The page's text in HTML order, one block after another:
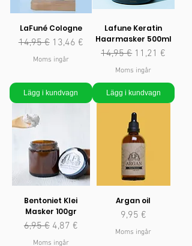
LaFuné Cologne
Ordinarie pris
14,95 € Reapris
13,46 €
Moms ingår
Lägg i kundvagn
Lafune Keratin
Haarmasker 500ml
Ordinarie pris
14,95 € Reapris
11,21 €
Moms ingår
Lägg i kundvagn
Bentoniet Klei
Masker 100gr
Ordinarie pris
6,95 € Reapris
4,87 €
Moms ingår
Argan oil
Pris
9,95 €
Moms ingår